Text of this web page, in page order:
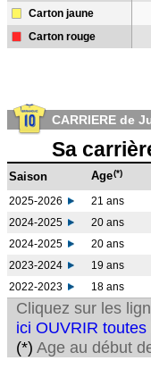
Carton jaune
Carton rouge
CARRIERE de
Sa
Saison Age(*)
2025-2026 21 ans
2024-2025
20 ans
2024-2025
20 ans
2023-2024
19 ans
2022-2023
18 ans
Cliquez sur les
ici OUVRIR
(*) Age au début